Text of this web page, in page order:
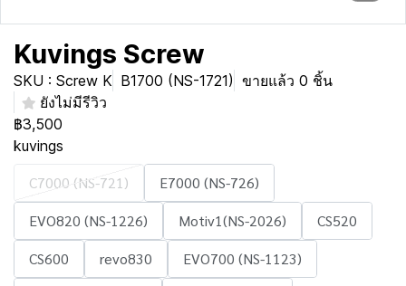
Kuvings Screw
SKU : Screw K B1700 (NS-1721) ขายแล้ว 0 ชิ้น
ยังไม่มีรีวิว
฿3,500
kuvings
C7000 (NS-721)
E7000 (NS-726)
EVO820 (NS-1226)
Motiv1(NS-2026)
CS520
CS600
revo830
EVO700 (NS-1123)